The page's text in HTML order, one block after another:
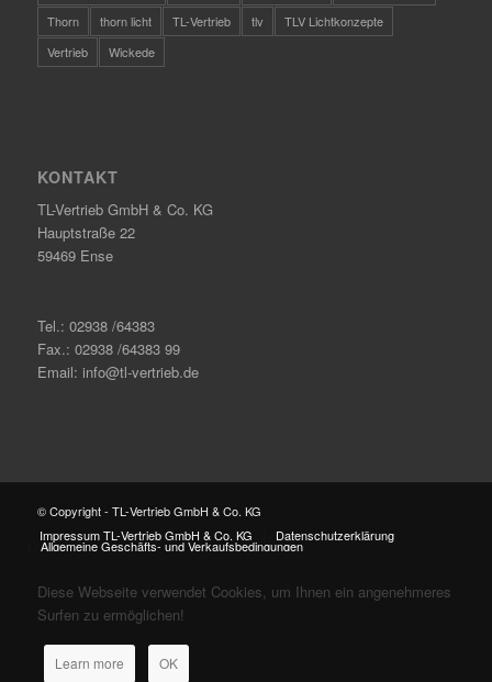
Thorn
thorn licht TL-Vertrieb tlv
TLV Lichtkonzepte
Vertrieb
Wickede
KONTAKT
TL-Vertrieb GmbH & Co. KG
Hauptstraße 22
59469 Ense
Tel.: 02938 /64383
Fax.: 02938 /64383 99
Email: info@tl-vertrieb.de
© Copyright - TL-Vertrieb GmbH & Co. KG
Impressum TL-Vertrieb GmbH & Co. KG
Datenschutzerklärung
Allgemeine Geschäfts- und Verkaufsbedingungen
Diese Webseite verwendet Cookies, um Ihnen ein angenehmeres
Surfen zu ermöglichen!
Learn more OK